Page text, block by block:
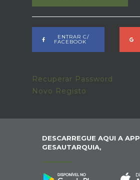
ENTRAR C/
FACEBOOK
Recuperar Password
Novo Registo
DESCARREGUE AQUI A APP
GESAUTARQUIA,